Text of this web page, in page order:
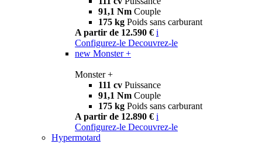
91,1 Nm Couple
175 kg Poids sans carburant
A partir de 12.590 € i
Configurez-le Decouvrez-le
new Monster +
Monster +
111 cv Puissance
91,1 Nm Couple
175 kg Poids sans carburant
A partir de 12.890 € i
Configurez-le Decouvrez-le
Hypermotard